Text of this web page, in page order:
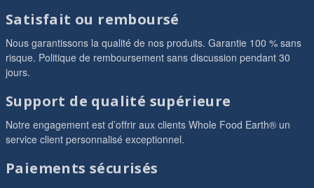
Satisfait ou remboursé
Nous garantissons la qualité de nos produits. Garantie 100 % sans
risque. Politique de remboursement sans discussion pendant 30
jours.
Support de qualité supérieure
Notre engagement est d’offrir aux clients Whole Food Earth® un
service client personnalisé exceptionnel.
Paiements sécurisés